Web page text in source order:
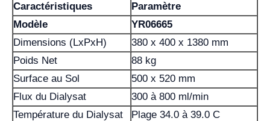
Caractéristiques
Paramètre
Modèle
YR06665
Dimensions (LxPxH)
380 x 400 x 1380 mm
Poids Net
88 kg
Surface au Sol
500 x 520 mm
Flux du Dialysat
300 à 800 ml/min
Température du Dialysat
Plage 34.0 à 39.0 C